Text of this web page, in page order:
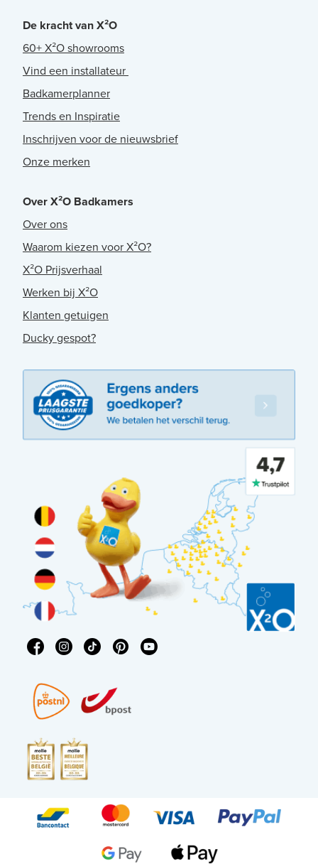
De kracht van X²O
60+ X²O showrooms
Vind een installateur
Badkamerplanner
Trends en Inspiratie
Inschrijven voor de nieuwsbrief
Onze merken
Over X²O Badkamers
Over ons
Waarom kiezen voor X²O?
X²O Prijsverhaal
Werken bij X²O
Klanten getuigen
Ducky gespot?